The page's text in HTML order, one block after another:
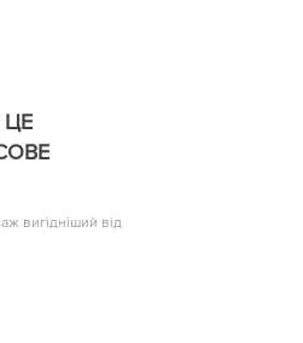
вигідніший від